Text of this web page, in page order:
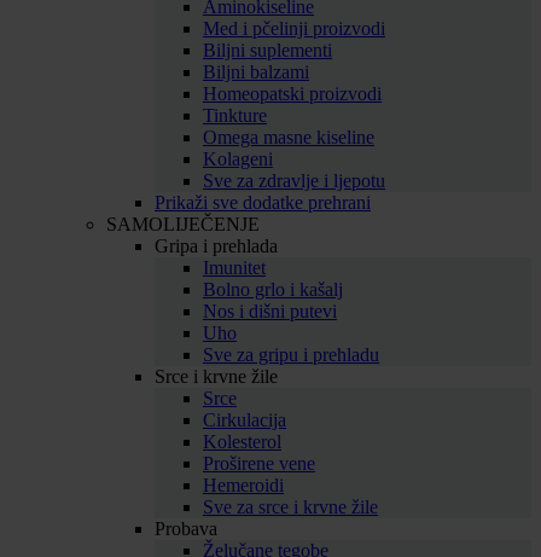
Aminokiseline
Med i pčelinji proizvodi
Biljni suplementi
Biljni balzami
Homeopatski proizvodi
Tinkture
Omega masne kiseline
Kolageni
Sve za zdravlje i ljepotu
Prikaži sve dodatke prehrani
SAMOLIJEČENJE
Gripa i prehlada
Imunitet
Bolno grlo i kašalj
Nos i dišni putevi
Uho
Sve za gripu i prehladu
Srce i krvne žile
Srce
Cirkulacija
Kolesterol
Proširene vene
Hemeroidi
Sve za srce i krvne žile
Probava
Želučane tegobe